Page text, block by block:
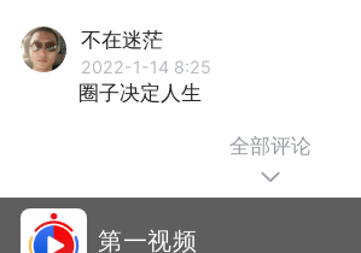
不在迷茫
2022-1-14 8:25
圈子决定人生
全部评论
第一视频